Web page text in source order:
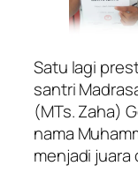
Satu lagi
santri
(MTs. Zaha)
nama
menjadi juara